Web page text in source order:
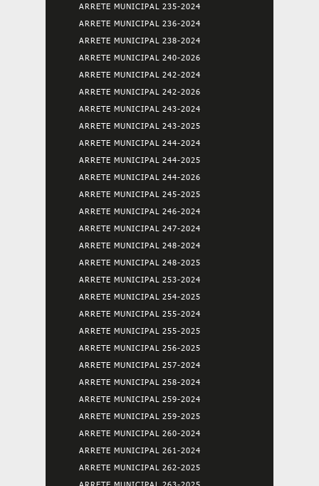
ARRETE MUNICIPAL 235-2024
ARRETE MUNICIPAL 236-2024
ARRETE MUNICIPAL 238-2024
ARRETE MUNICIPAL 240-2026
ARRETE MUNICIPAL 242-2024
ARRETE MUNICIPAL 242-2026
ARRETE MUNICIPAL 243-2024
ARRETE MUNICIPAL 243-2025
ARRETE MUNICIPAL 244-2024
ARRETE MUNICIPAL 244-2025
ARRETE MUNICIPAL 244-2026
ARRETE MUNICIPAL 245-2025
ARRETE MUNICIPAL 246-2024
ARRETE MUNICIPAL 247-2024
ARRETE MUNICIPAL 248-2024
ARRETE MUNICIPAL 248-2025
ARRETE MUNICIPAL 253-2024
ARRETE MUNICIPAL 254-2025
ARRETE MUNICIPAL 255-2024
ARRETE MUNICIPAL 255-2025
ARRETE MUNICIPAL 256-2025
ARRETE MUNICIPAL 257-2024
ARRETE MUNICIPAL 258-2024
ARRETE MUNICIPAL 259-2024
ARRETE MUNICIPAL 259-2025
ARRETE MUNICIPAL 260-2024
ARRETE MUNICIPAL 261-2024
ARRETE MUNICIPAL 262-2025